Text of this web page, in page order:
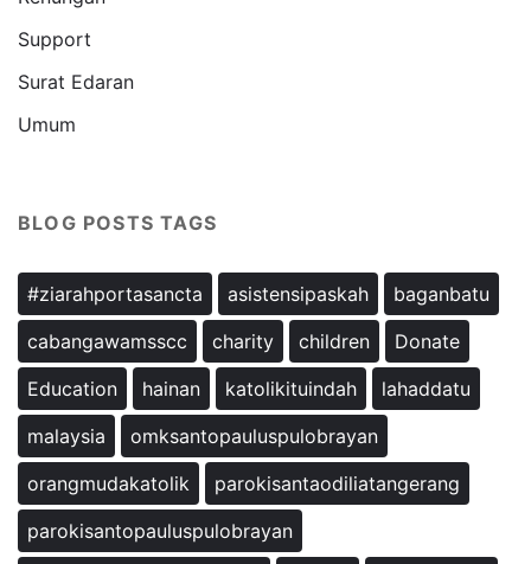
Support
Surat Edaran
Umum
BLOG POSTS TAGS
#ziarahportasancta asistensipaskah
baganbatu
cabangawamsscc
charity children
Donate
Education
hainan katolikituindah
lahaddatu
malaysia
omksantopauluspulobrayan
orangmudakatolik
parokisantaodiliatangerang
parokisantopauluspulobrayan